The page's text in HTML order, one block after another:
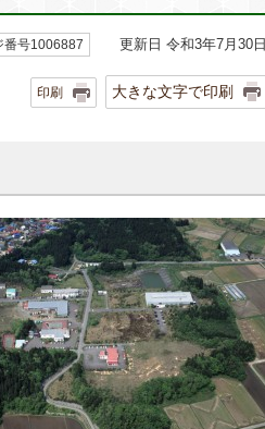
番号1006887 更新日 令和3年7月30日
印刷 大きな文字で印刷